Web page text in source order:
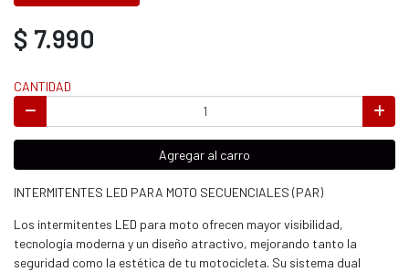
$ 7.990
CANTIDAD
Agregar al carro
INTERMITENTES LED PARA MOTO SECUENCIALES (PAR)
Los intermitentes LED para moto ofrecen mayor visibilidad,
tecnología moderna y un diseño atractivo, mejorando tanto la
seguridad como la estética de tu motocicleta. Su sistema dual